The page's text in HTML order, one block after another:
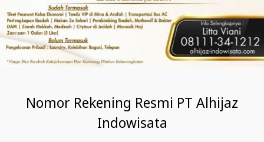
Nomor Rekening Resmi PT Alhijaz
Indowisata